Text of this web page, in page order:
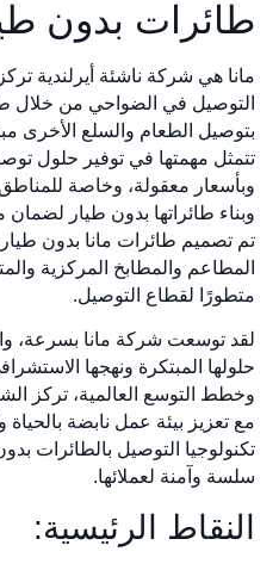
طائرات بدون
مانا هي شركة ناشئة أيرلندية
التوصيل في الضواحي من خلال
بتوصيل الطعام والسلع الأخرى
تتمثل مهمتها في توفير حلول
وبأسعار معقولة، وخاصة
وبناء طائراتها بدون طيار لضمان
تم تصميم طائرات مانا بدون
المطاعم والمطابخ المركزية
متطورًا لقطاع التوصيل.
لقد توسعت شركة مانا بسرعة،
حلولها المبتكرة ونهجها
وخطط التوسع العالمية، تركز
مع تعزيز بيئة عمل نابضة بالحياة
تكنولوجيا التوصيل بالطائرات
سلسة وآمنة لعملائها.
النقاط الرئيسية: